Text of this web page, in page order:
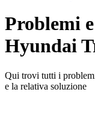
Problemi
Hyundai
Qui trovi tutti i
e la relativa soluzione